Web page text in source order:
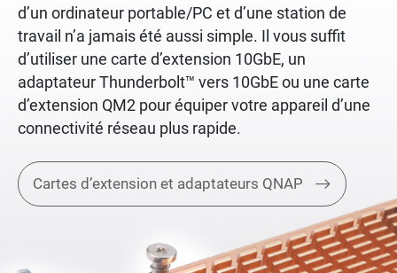
d’un ordinateur portable/PC et d’une station de
travail n’a jamais été aussi simple. Il vous suffit
d’utiliser une carte d’extension 10GbE, un
adaptateur Thunderbolt™ vers 10GbE ou une carte
d’extension QM2 pour équiper votre appareil d’une
connectivité réseau plus rapide.
Cartes d’extension et adaptateurs QNAP